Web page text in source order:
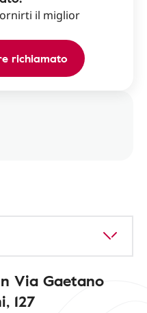
il miglior
richiamato
Via Gaetano
127